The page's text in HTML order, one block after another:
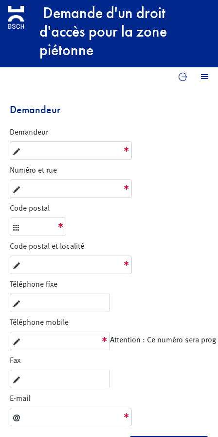
Aller au contenu principalDemande d'un droit
d'accès pour la zone
piétonne
Demandeur
Demandeur
Numéro et rue
Code postal
Code postal et localité
Téléphone fixe
Téléphone mobile
Attention : Ce numéro sera
Fax
E-mail